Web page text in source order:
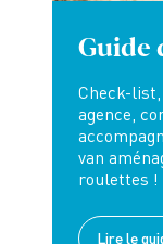
Guide
Check-
agence,
van
roulettes !
Lire le